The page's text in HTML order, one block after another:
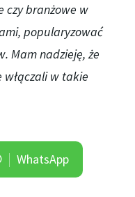
czy branżowe w
popularyzować
Mam nadzieję, że
włączali w takie
WhatsApp